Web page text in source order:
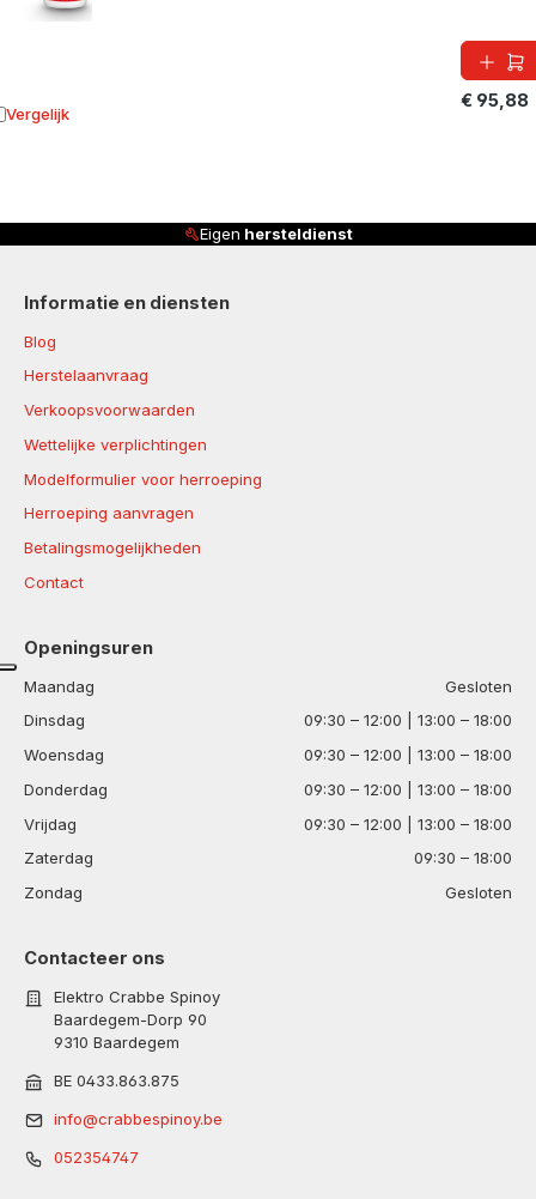
€ 95,88
Vergelijk aan vergelijking
Eigen hersteldienst
Informatie en diensten
Blog
Herstelaanvraag
Verkoopsvoorwaarden
Wettelijke verplichtingen
Modelformulier voor herroeping
Herroeping aanvragen
Betalingsmogelijkheden
Contact
Openingsuren
Maandag
Gesloten
Dinsdag
09:30 – 12:00 | 13:00 – 18:00
Woensdag
09:30 – 12:00 | 13:00 – 18:00
Donderdag
09:30 – 12:00 | 13:00 – 18:00
Vrijdag
09:30 – 12:00 | 13:00 – 18:00
Zaterdag
09:30 – 18:00
Zondag
Gesloten
Contacteer ons
Elektro Crabbe Spinoy
Baardegem-Dorp 90
9310 Baardegem
BE 0433.863.875
info@crabbespinoy.be
052354747